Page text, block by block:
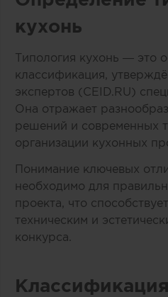
кухонь
Типология кухонь — это
классификация,
экспертов (CEID.RU)
Она отражает
решений и современных
организации кухонных
Понимание ключевых
необходимо для
проекта, что
техническим и
конкурса.